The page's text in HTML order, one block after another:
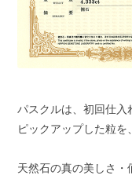
パスクルは、初回仕入
ピックアップした粒を
天然石の真の美しさ・